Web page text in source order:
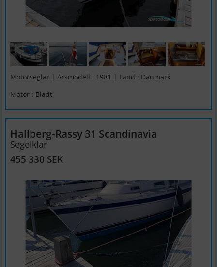
Motorseglar | Årsmodell : 1981 | Land : Danmark
Motor : Bladt
Hallberg-Rassy 31 Scandinavia
Segelklar
455 330 SEK